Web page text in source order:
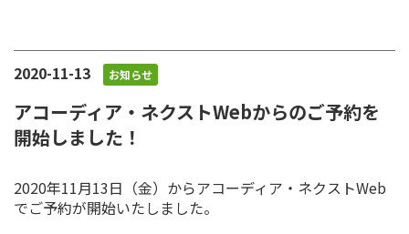
2020-11-13 お知らせ
アコーディア・ネクストWebからのご予約を
開始しました！
2020年11月13日（金）からアコーディア・ネクストWeb
でご予約が開始いたしました。